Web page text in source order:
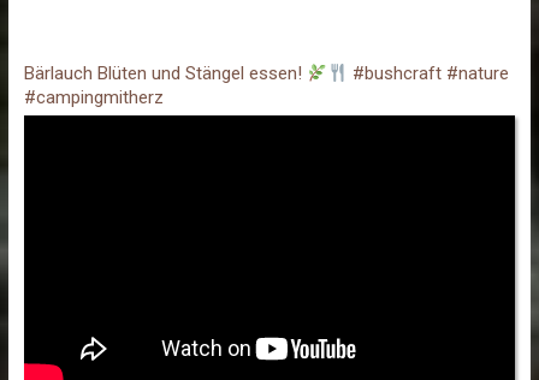
Bärlauch Blüten und Stängel essen!
#bushcraft #nature
#campingmitherz